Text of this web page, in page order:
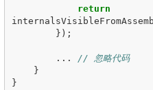
return
});
...
// 忽略代码
}
}